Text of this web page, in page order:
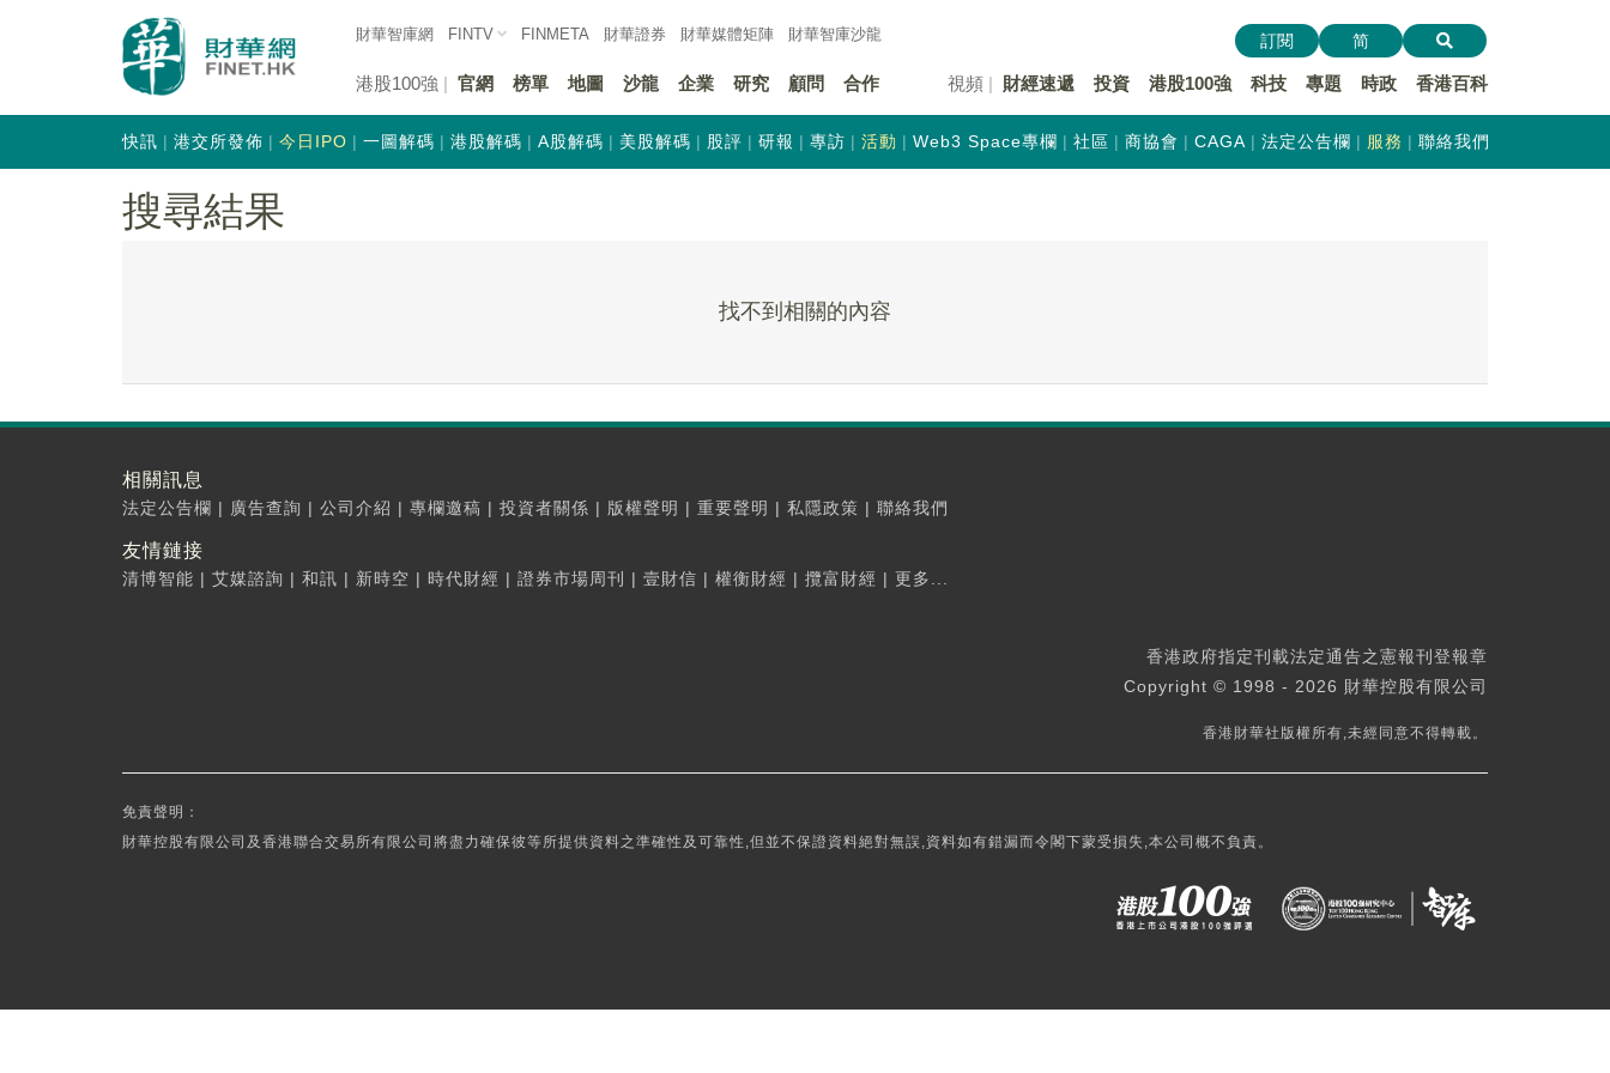
財華智庫網 FINTV FINMETA 財華證券 財華媒體矩陣 財華智庫沙龍
港股100強 官網 榜單 地圖 沙龍 企業 研究 顧問 合作 視頻 財經速遞 投資 港股100強 科技 專題 時政 香港百科
訂閱 简
快訊 港交所發佈 今日IPO 一圖解碼 港股解碼 A股解碼 美股解碼 股評 研報 專訪 活動 Web3 Space專欄 社區 商協會 CAGA 法定公告欄 服務 聯絡我們
搜尋結果
找不到相關的內容
相關訊息
法定公告欄 | 廣告查詢 | 公司介紹 | 專欄邀稿 | 投資者關係 | 版權聲明 | 重要聲明 | 私隱政策 | 聯絡我們
友情鏈接
清博智能 | 艾媒諮詢 | 和訊 | 新時空 | 時代財經 | 證券市場周刊 | 壹財信 | 權衡財經 | 攬富財經 | 更多...
香港政府指定刊載法定通告之憲報刊登報章
Copyright © 1998 - 2026 財華控股有限公司
香港財華社版權所有,未經同意不得轉載。
免責聲明：
財華控股有限公司及香港聯合交易所有限公司將盡力確保彼等所提供資料之準確性及可靠性,但並不保證資料絕對無誤,資料如有錯漏而令閣下蒙受損失,本公司概不負責。